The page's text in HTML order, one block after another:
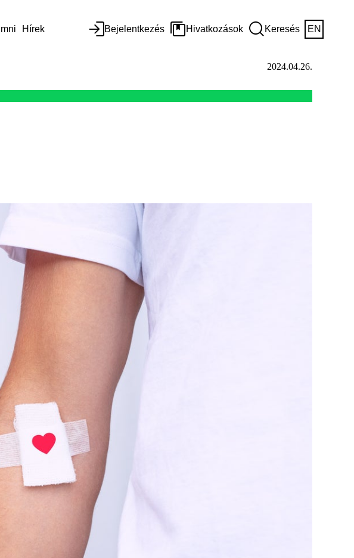
Hírek Bejelentkezés Hivatkozások Keresés EN
2024.04.26.